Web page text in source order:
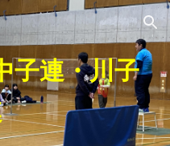
Skip to navigation
連・川子